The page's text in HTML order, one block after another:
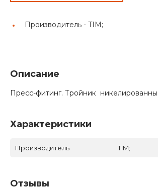
Производитель - TIM;
Описание
Пресс-фитинг. Тройник
Характеристики
Производитель TIM;
Отзывы